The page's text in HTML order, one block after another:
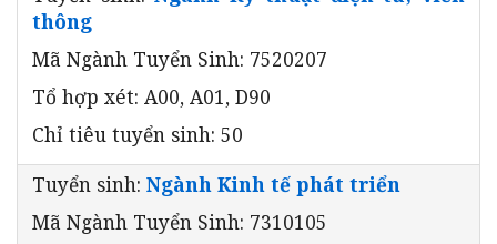
thông
Mã Ngành Tuyển Sinh: 7520207
Tổ hợp xét: A00, A01, D90
Chỉ tiêu tuyển sinh: 50
Tuyển sinh: Ngành Kinh tế phát triển
Mã Ngành Tuyển Sinh: 7310105